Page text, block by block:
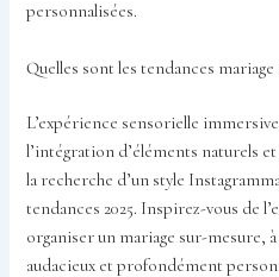
personnalisées.
Quelles sont les tendances mariage
L’expérience sensorielle
l’intégration d’éléments naturels
la recherche d’un style
tendances 2025. Inspirez-vous de
organiser un mariage sur-mesure,
audacieux et profondément